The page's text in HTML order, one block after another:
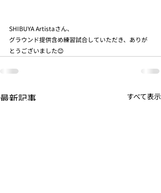
SHIBUYA Artistaさん、
グラウンド提供含め練習試合していただき、ありが
とうございました😊
最新記事 すべて表示